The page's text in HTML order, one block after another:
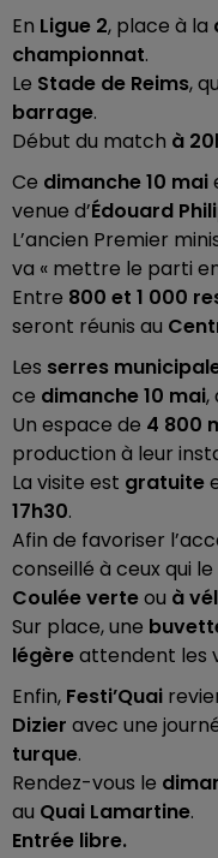
En Ligue 2, place à la
championnat.
Le Stade de Reims,
barrage.
Début du match à
Ce dimanche 10 mai
venue d’Édouard
L’ancien Premier
va « mettre le parti
Entre 800 et 1 000
seront réunis au
Les serres
ce dimanche 10 mai,
Un espace de 4 800
production à leur
La visite est gratuite
17h30.
Afin de favoriser
conseillé à ceux qui
Coulée verteou à
Sur place, une
légèreattendent les
Enfin, Festi’Quai
Dizier avec une
turque.
Rendez-vous le
au Quai Lamartine.
Entrée libre.